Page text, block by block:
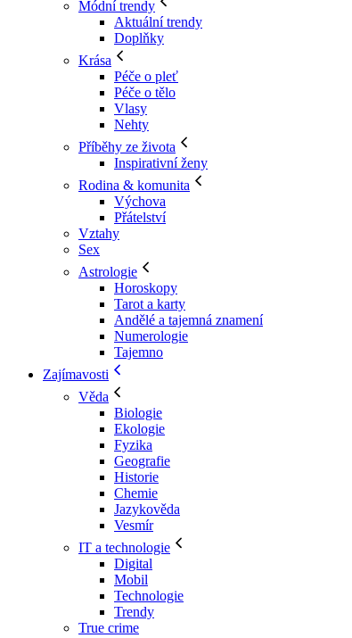
Módní trendy
Aktuální trendy
Doplňky
Krása
Péče o pleť
Péče o tělo
Vlasy
Nehty
Příběhy ze života
Inspirativní ženy
Rodina & komunita
Výchova
Přátelství
Vztahy
Sex
Astrologie
Horoskopy
Tarot a karty
Andělé a tajemná znamení
Numerologie
Tajemno
Zajímavosti
Věda
Biologie
Ekologie
Fyzika
Geografie
Historie
Chemie
Jazykověda
Vesmír
IT a technologie
Digital
Mobil
Technologie
Trendy
True crime